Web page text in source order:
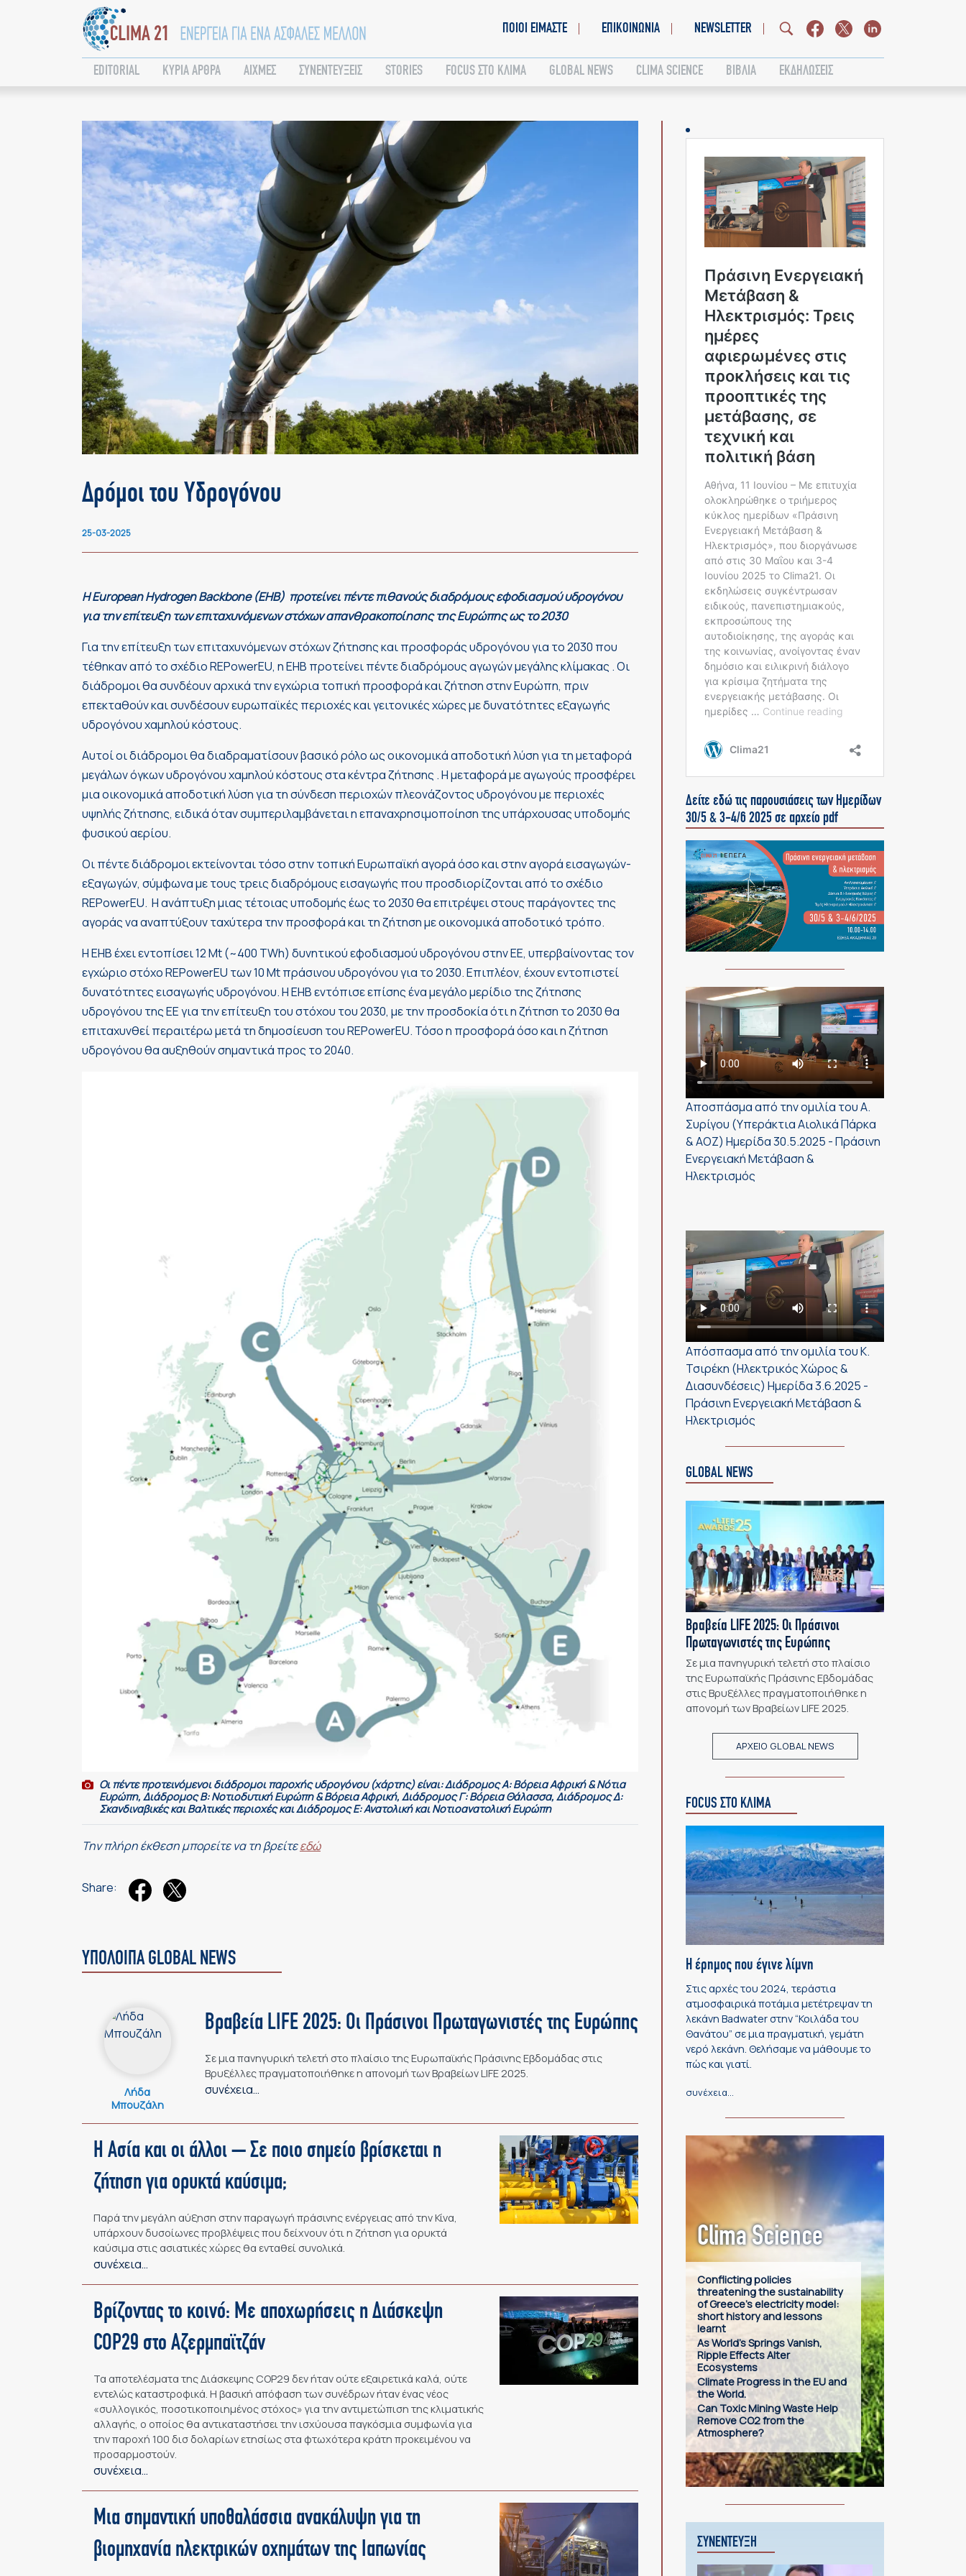
ΠΟΙΟΙ ΕΙΜΑΣΤΕ ΕΠΙΚΟΙΝΩΝΙΑ NEWSLETTER
EDITORIAL ΚΥΡΙΑ ΑΡΘΡΑ ΑΙΧΜΕΣ ΣΥΝΕΝΤΕΥΞΕΙΣ STORIES FOCUS ΣΤΟ ΚΛΙΜΑ GLOBAL NEWS CLIMA SCIENCE ΒΙΒΛΙΑ ΕΚΔΗΛΩΣΕΙΣ
Δρόμοι του Υδρογόνου
25-03-2025
Η European Hydrogen Backbone (EHB) προτείνει πέντε πιθανούς διαδρόμους εφοδιασμού υδρογόνου
για την επίτευξη των επιταχυνόμενων στόχων απανθρακοποίησης της Ευρώπης ως το 2030
Για την επίτευξη των επιταχυνόμενων στόχων ζήτησης και προσφοράς υδρογόνου για το 2030 που
τέθηκαν από το σχέδιο REPowerEU, η ΕΗΒ προτείνει πέντε διαδρόμους αγωγών μεγάλης κλίμακας . Οι
διάδρομοι θα συνδέουν αρχικά την εγχώρια τοπική προσφορά και ζήτηση στην Ευρώπη, πριν
επεκταθούν και συνδέσουν ευρωπαϊκές περιοχές και γειτονικές χώρες με δυνατότητες εξαγωγής
υδρογόνου χαμηλού κόστους.
Αυτοί οι διάδρομοι θα διαδραματίσουν βασικό ρόλο ως οικονομικά αποδοτική λύση για τη μεταφορά
μεγάλων όγκων υδρογόνου χαμηλού κόστους στα κέντρα ζήτησης . Η μεταφορά με αγωγούς προσφέρει
μια οικονομικά αποδοτική λύση για τη σύνδεση περιοχών πλεονάζοντος υδρογόνου με περιοχές
υψηλής ζήτησης, ειδικά όταν συμπεριλαμβάνεται η επαναχρησιμοποίηση της υπάρχουσας υποδομής
φυσικού αερίου.
Οι πέντε διάδρομοι εκτείνονται τόσο στην τοπική Ευρωπαϊκή αγορά όσο και στην αγορά εισαγωγών-
εξαγωγών, σύμφωνα με τους τρεις διαδρόμους εισαγωγής που προσδιορίζονται από το σχέδιο
REPowerEU. Η ανάπτυξη μιας τέτοιας υποδομής έως το 2030 θα επιτρέψει στους παράγοντες της
αγοράς να αναπτύξουν ταχύτερα την προσφορά και τη ζήτηση με οικονομικά αποδοτικό τρόπο.
Η EHB έχει εντοπίσει 12 Mt (~400 TWh) δυνητικού εφοδιασμού υδρογόνου στην ΕΕ, υπερβαίνοντας τον
εγχώριο στόχο REPowerEU των 10 Mt πράσινου υδρογόνου για το 2030. Επιπλέον, έχουν εντοπιστεί
δυνατότητες εισαγωγής υδρογόνου. Η EHB εντόπισε επίσης ένα μεγάλο μερίδιο της ζήτησης
υδρογόνου της ΕΕ για την επίτευξη του στόχου του 2030, με την προσδοκία ότι η ζήτηση το 2030 θα
επιταχυνθεί περαιτέρω μετά τη δημοσίευση του REPowerEU. Τόσο η προσφορά όσο και η ζήτηση
υδρογόνου θα αυξηθούν σημαντικά προς το 2040.
Οι πέντε προτεινόμενοι διάδρομοι παροχής υδρογόνου (χάρτης) είναι: Διάδρομος Α: Βόρεια Αφρική & Νότια
Ευρώπη, Διάδρομος Β: Νοτιοδυτική Ευρώπη & Βόρεια Αφρική, Διάδρομος Γ: Βόρεια Θάλασσα, Διάδρομος Δ:
Σκανδιναβικές και Βαλτικές περιοχές και Διάδρομος Ε: Ανατολική και Νοτιοανατολική Ευρώπη
Την πλήρη έκθεση μπορείτε να τη βρείτεεδώ
Share:
ΥΠΟΛΟΙΠΑ GLOBAL NEWS
Λήδα
Μπουζάλη
Βραβεία LIFE 2025: Οι Πράσινοι Πρωταγωνιστές της Ευρώπης
Σε μια πανηγυρική τελετή στο πλαίσιο της Ευρωπαϊκής Πράσινης Εβδομάδας στις
Βρυξέλλες πραγματοποιήθηκε η απονομή των Βραβείων LIFE 2025.
συνέχεια…
Η Ασία και οι άλλοι – Σε ποιο σημείο βρίσκεται η
ζήτηση για ορυκτά καύσιμα;
Παρά την μεγάλη αύξηση στην παραγωγή πράσινης ενέργειας από την Κίνα,
υπάρχουν δυσοίωνες προβλέψεις που δείχνουν ότι η ζήτηση για ορυκτά
καύσιμα στις ασιατικές χώρες θα ενταθεί συνολικά.
συνέχεια…
Βρίζοντας το κοινό: Με αποχωρήσεις η Διάσκεψη
COP29 στο Αζερμπαϊτζάν
Τα αποτελέσματα της Διάσκεψης COP29 δεν ήταν ούτε εξαιρετικά καλά, ούτε
εντελώς καταστροφικά. Η βασική απόφαση των συνέδρων ήταν ένας νέος
«συλλογικός, ποσοτικοποιημένος στόχος» για την αντιμετώπιση της κλιματικής
αλλαγής, ο οποίος θα αντικαταστήσει την ισχύουσα παγκόσμια συμφωνία για
την παροχή 100 δισ δολαρίων ετησίως στα φτωχότερα κράτη προκειμένου να
προσαρμοστούν.
συνέχεια…
Μια σημαντική υποθαλάσσια ανακάλυψη για τη
βιομηχανία ηλεκτρικών οχημάτων της Ιαπωνίας
Δείτε εδώ τις παρουσιάσεις των Ημερίδων
30/5 & 3-4/6 2025 σε αρχείο pdf
Αποσπάσμα από την ομιλία του Α.
Συρίγου (Υπεράκτια Αιολικά Πάρκα
& ΑΟΖ) Ημερίδα 30.5.2025 - Πράσινη
Ενεργειακή Μετάβαση &
Ηλεκτρισμός
Απόσπασμα από την ομιλία του Κ.
Τσιρέκη (Ηλεκτρικός Χώρος &
Διασυνδέσεις) Ημερίδα 3.6.2025 -
Πράσινη Ενεργειακή Μετάβαση &
Ηλεκτρισμός
GLOBAL NEWS
Βραβεία LIFE 2025: Οι Πράσινοι
Πρωταγωνιστές της Ευρώπης
Σε μια πανηγυρική τελετή στο πλαίσιο
της Ευρωπαϊκής Πράσινης Εβδομάδας
στις Βρυξέλλες πραγματοποιήθηκε η
απονομή των Βραβείων LIFE 2025.
ΑΡΧΕΙΟ GLOBAL NEWS
FOCUS ΣΤΟ ΚΛΙΜΑ
Η έρημος που έγινε λίμνη
Στις αρχές του 2024, τεράστια
ατμοσφαιρικά ποτάμια μετέτρεψαν τη
λεκάνη Badwater στην “Κοιλάδα του
Θανάτου” σε μια πραγματική, γεμάτη
νερό λεκάνη. Θελήσαμε να μάθουμε το
πώς και γιατί.
συνέχεια…
Clima Science
Conflicting policies
threatening the sustainability
of Greece’s electricity model:
short history and lessons
learnt
As World’s Springs Vanish,
Ripple Effects Alter
Ecosystems
Climate Progress in the EU and
the World.
Can Toxic Mining Waste Help
Remove CO2 from the
Atmosphere?
ΣΥΝΕΝΤΕΥΞΗ